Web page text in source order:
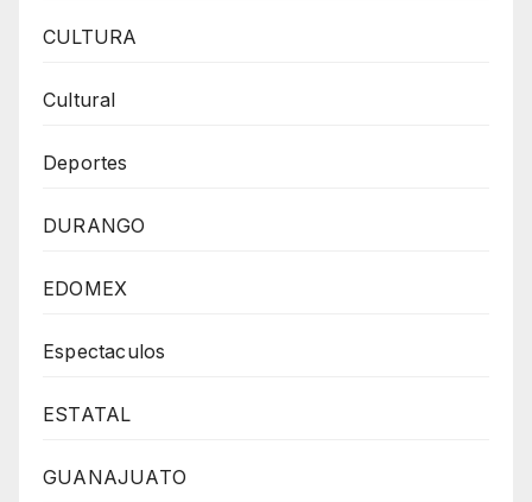
CULTURA
Cultural
Deportes
DURANGO
EDOMEX
Espectaculos
ESTATAL
GUANAJUATO